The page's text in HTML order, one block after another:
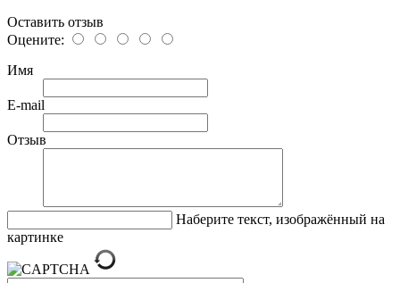
Оставить отзыв
Оцените:
Имя
E-mail
Отзыв
Наберите текст, изображённый на
картинке